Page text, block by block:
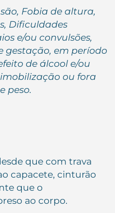
Fobia de altura,
Dificuldades
e/ou convulsões,
gestação, em período
de álcool e/ou
ou fora
peso.
que com trava
capacete, cinturão
que o
ao corpo.